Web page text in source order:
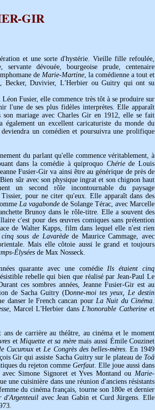
GIR
et une sorte d'hystérie. Vieille fille refoulée,
servante dévouée, bourgeoise prude, centenaire
de Marie-Martine, la comédienne a tout et
Becker, Duvivier, L'Herbier ou Guitry qui ont su
Fusier, elle commence très tôt à se produire sur
l'une de ses plus fidèles interprètes. Elle apparaît
son mariage avec Charles Gir en 1912, elle se fait
également un excellent caricaturiste du monde du
un comédien et poursuivra une prolifique
du parlant qu'elle commence véritablement, à
dans la comédie à quiproquo Chériede Louis
Fusier-Gir va ainsi être au générique de près de
sûr avec son physique ingrat et son chignon haut
un second rôle incontournable du paysage
pour ne citer qu'eux. Elle apparaît dans des
La vagabondede Solange Térac, avec Marcelle
Brunoy dans le rôle-titre. Elle a souvent des
c'est pour des œuvres comiques sans prétention
de Walter Kapps, film dans lequel elle n'est rien
sous de Lavarèdede Maurice Cammage, avec
Mais elle côtoie aussi le grand et toujours
Élysées de Max Nosseck.
quarante avec une comédieIls étaient cinq
rebelle qui bien que réalisé par Jean-Paul Le
ces sombres années, Jeanne Fusier-Gir est au
de Sacha Guitry (Donne-moi tes yeux, Le destin
danser le French cancan pourLa Nuit du Cinéma.
, Marcel L'Herbier dansL'honorable Catherineet
de carrière au théâtre, au cinéma et le moment
etMiquette et sa mèremais aussi Émile Couzinet
Cucuroux etLe Congrès des belles-mères. En 1949
Gir qui assiste Sacha Guitry sur le plateau de Toâ
du rejeton comme Gerfaut. Elle joue aussi dans
avec Simone Signoret et Yves Montand ou Marie-
une cuisinière dans une réunion d'anciens résistants
du cinéma français, tourne son 180e et dernier
d'Argenteuilavec Jean Gabin et Curd Jürgens. Elle